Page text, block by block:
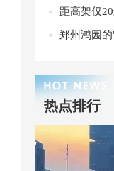
距高架仅
郑州鸿园
热点排行